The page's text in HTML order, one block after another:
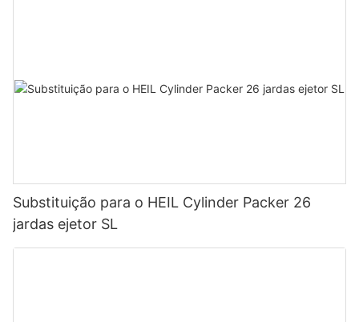
Substituição para o HEIL Cylinder Packer 26
jardas ejetor SL